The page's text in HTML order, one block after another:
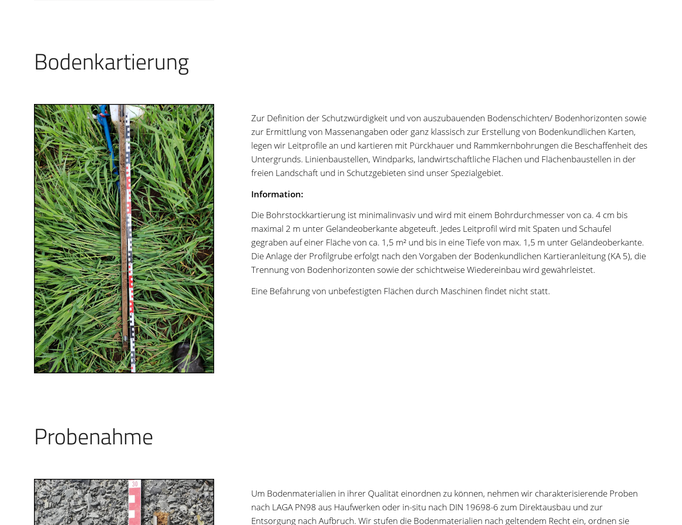
Bodenkartierung
Zur Definition der Schutzwürdigkeit und von auszubauenden Bodenschichten/ Bodenhorizonten sowie
zur Ermittlung von Massenangaben oder ganz klassisch zur Erstellung von Bodenkundlichen Karten,
legen wir Leitprofile an und kartieren mit Pürckhauer und Rammkernbohrungen die Beschaffenheit des
Untergrunds. Linienbaustellen, Windparks, landwirtschaftliche Flächen und Flächenbaustellen in der
freien Landschaft und in Schutzgebieten sind unser Spezialgebiet.
Information:
Die Bohrstockkartierung ist minimalinvasiv und wird mit einem Bohrdurchmesser von ca. 4 cm bis
maximal 2 m unter Geländeoberkante abgeteuft. Jedes Leitprofil wird mit Spaten und Schaufel
gegraben auf einer Fläche von ca. 1,5 m² und bis in eine Tiefe von max. 1,5 m unter Geländeoberkante.
Die Anlage der Profilgrube erfolgt nach den Vorgaben der Bodenkundlichen Kartieranleitung (KA 5), die
Trennung von Bodenhorizonten sowie der schichtweise Wiedereinbau wird gewährleistet.
Eine Befahrung von unbefestigten Flächen durch Maschinen findet nicht statt.
Probenahme
Um Bodenmaterialien in ihrer Qualität einordnen zu können, nehmen wir charakterisierende Proben
nach LAGA PN98 aus Haufwerken oder in-situ nach DIN 19698-6 zum Direktausbau und zur
Entsorgung nach Aufbruch. Wir stufen die Bodenmaterialien nach geltendem Recht ein, ordnen sie